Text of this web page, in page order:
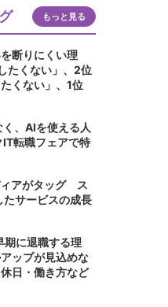
もっと見る
断りにくい理
たくない」、2位
くない」、1位
、AIを使える人
転職フェアで特
アがタッグ ス
たサービスの成長
期に退職する理
ップが見込めな
日・働き方など